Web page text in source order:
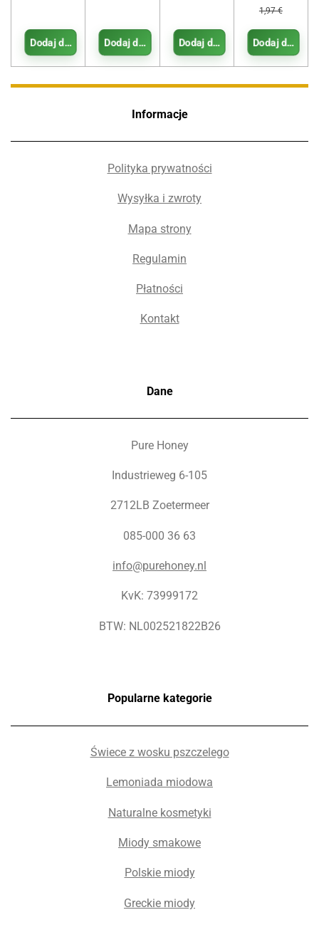
Dodaj do koszykaDodaj do koszykaDodaj do koszyka
1,97 €
Dodaj do
Informacje
Polityka prywatności
Wysyłka i zwroty
Mapa strony
Regulamin
Płatności
Kontakt
Dane
Pure Honey
Industrieweg 6-105
2712LB Zoetermeer
085-000 36 63
info@purehoney.nl
KvK: 73999172
BTW: NL002521822B26
Popularne kategorie
Świece z wosku pszczelego
Lemoniada miodowa
Naturalne kosmetyki
Miody smakowe
Polskie miody
Greckie miody